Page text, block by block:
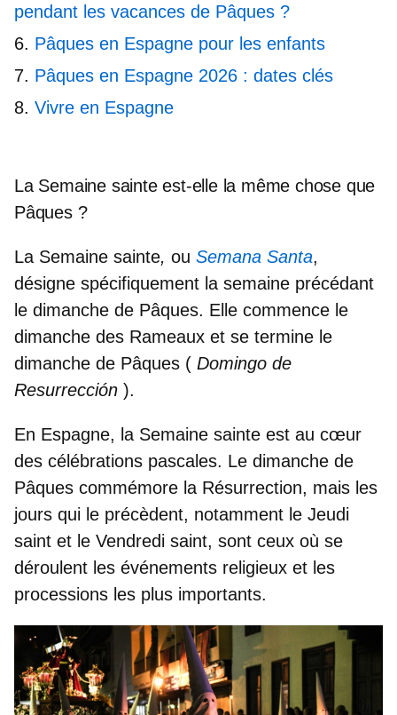
pendant les vacances de Pâques ?
Pâques en Espagne pour les enfants
Pâques en Espagne 2026 : dates clés
Vivre en Espagne
La Semaine sainte est-elle la même chose que
Pâques ?
La Semaine sainte, ou Semana Santa,
désigne spécifiquement la semaine précédant
le dimanche de Pâques. Elle commence le
dimanche des Rameaux et se termine le
dimanche de Pâques ( Domingo de
Resurrección ).
En Espagne, la Semaine sainte est au cœur
des célébrations pascales. Le dimanche de
Pâques commémore la Résurrection, mais les
jours qui le précèdent, notamment le Jeudi
saint et le Vendredi saint, sont ceux où se
déroulent les événements religieux et les
processions les plus importants.